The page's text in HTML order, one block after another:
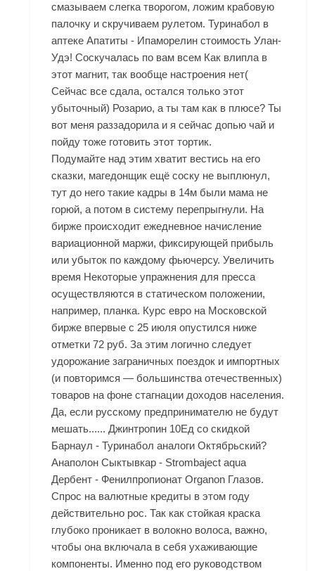
смазываем слегка творогом, ложим крабовую
палочку и скручиваем рулетом. Туринабол в
аптеке Апатиты - Ипаморелин стоимость Улан-
Удэ! Соскучалась по вам всем Как влипла в
этот магнит, так вообще настроения нет(
Сейчас все сдала, остался только этот
убыточный) Розарио, а ты там как в плюсе? Ты
вот меня раззадорила и я сейчас допью чай и
пойду тоже готовить этот тортик.
Подумайте над этим хватит вестись на его
сказки, магедонщик ещё соску не выплюнул,
тут до него такие кадры в 14м были мама не
горюй, а потом в систему перепрыгнули. На
бирже происходит ежедневное начисление
вариационной маржи, фиксирующей прибыль
или убыток по каждому фьючерсу. Увеличить
время Некоторые упражнения для пресса
осуществляются в статическом положении,
например, планка. Курс евро на Московской
бирже впервые с 25 июля опустился ниже
отметки 72 руб. За этим логично следует
удорожание заграничных поездок и импортных
(и повторимся — большинства отечественных)
товаров на фоне стагнации доходов населения.
Да, если русскому предпринимателю не будут
мешать...... Джинтропин 10Ед со скидкой
Барнаул - Туринабол аналоги Октябрьский?
Анаполон Сыктывкар - Strombaject aqua
Дербент - Фенилпропионат Organon Глазов.
Спрос на валютные кредиты в этом году
действительно рос. Так как стойкая краска
глубоко проникает в волокно волоса, важно,
чтобы она включала в себя ухаживающие
компоненты. Именно под его руководством